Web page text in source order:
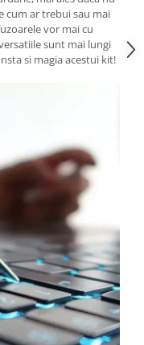
cum ar trebui sau mai
vor mai cu
sunt mai lungi
si magia acestui kit!